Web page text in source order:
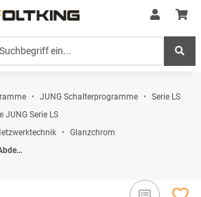
JUNG Schalterprogramme
Serie LS
JUNG Serie LS
Glanzchrom
Jung GCR2994B Blind-Abdeckung (Metall verchromt) Glanzchrom